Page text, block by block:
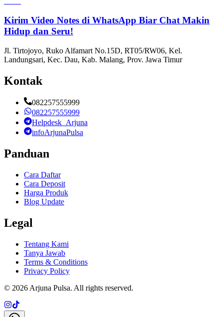
Kirim Video Notes di WhatsApp Biar Chat Makin
Hidup dan Seru!
Jl. Tirtojoyo, Ruko Alfamart No.15D, RT05/RW06, Kel.
Landungsari, Kec. Dau, Kab. Malang, Prov. Jawa Timur
Kontak
082257555999
082257555999
Helpdesk_Arjuna
infoArjunaPulsa
Panduan
Cara Daftar
Cara Deposit
Harga Produk
Blog Update
Legal
Tentang Kami
Tanya Jawab
Terms & Conditions
Privacy Policy
© 2026 Arjuna Pulsa. All rights reserved.